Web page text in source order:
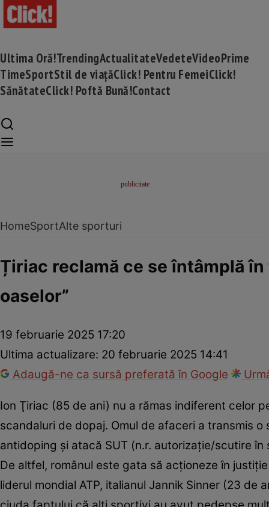
Ultima Oră!TrendingActualitateVedeteVideoPrime
TimeSportStil de viațăClick! Pentru FemeiClick!
SănătateClick! Poftă Bună!Contact
HomeSportAlte sporturi
Țiriac reclamă ce se întâmplă
oaselor”
19 februarie 2025 17:20
Ultima actualizare: 20 februarie 2025 14:41
Adaugă-ne ca sursă preferată în Google
Ion Ţiriac (85 de ani) nu a rămas indiferent celor
scandaluri de dopaj. Omul de afaceri a transmis
antidoping şi atacă SUT (n.r. autorizaţie/scutire
De altfel, românul este gata să acţioneze în
liderul mondial ATP, italianul Jannik Sinner (23